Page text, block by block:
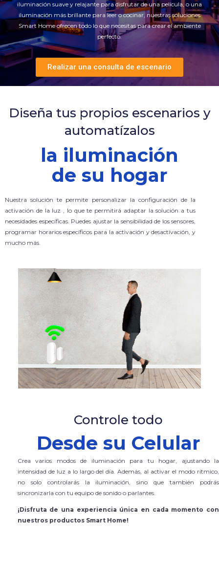
iluminación suave y relajante para disfrutar de una película, o una
iluminación más brillante para leer o cocinar, nuestras soluciones
Smart Home ofrecen todo lo que necesitas para crear el ambiente
perfecto.
Realizar una consulta de escenario
Diseña tus propios escenarios y
automatízalos
la iluminación
de su hogar
Nuestra solución te permite personalizar la configuración de la
activación de la luz , lo que te permitirá adaptar la solución a tus
necesidades específicas. Puedes ajustar la sensibilidad de los sensores,
programar horarios específicos para la activación y desactivación, y
mucho más.
Controle todo
Desde su Celular
Crea varios modos de iluminación para tu hogar, ajustando la
intensidad de luz a lo largo del día. Además, al activar el modo rítmico,
no solo controlarás la iluminación, sino que también podrás
sincronizarla con tu equipo de sonido o parlantes.
¡Disfruta de una experiencia única en cada momento con
nuestros productos Smart Home!